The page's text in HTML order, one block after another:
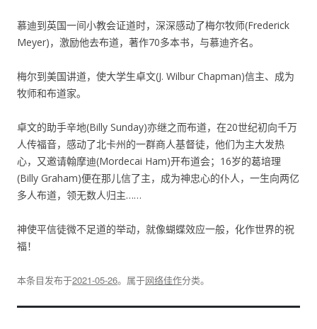
慕迪到英国一间小教会证道时，深深感动了梅尔牧师(Frederick
Meyer)，激励他去布道，著作70多本书，与慕迪齐名。
梅尔到美国讲道，使大学生卓文(J. Wilbur Chapman)信主、成为
牧师和布道家。
卓文的助手辛地(Billy Sunday)亦继之而布道，在20世纪初向千万
人传福音，感动了北卡州的一群商人基督徒，他们为主大发热
心，又邀请翰摩迪(Mordecai Ham)开布道会；16岁的葛培理
(Billy Graham)便在那儿信了主，成为神忠心的仆人，一生向两亿
多人布道，领无数人归主……
神使平信徒微不足道的举动，就像蝴蝶效应一般，化作世界的祝
福！
本条目发布于2021-05-26。属于网络佳作分类。